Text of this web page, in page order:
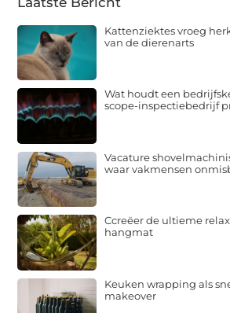
Kattenziektes vroeg
van de dierenarts
Wat houdt een
scope-inspectiebedrijf
Vacature
waar vakmensen
Ccreëer de ultieme
hangmat
Keuken wrapping als
makeover